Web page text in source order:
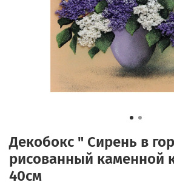
Декобокс " Сирень в
рисованный каменной
40см